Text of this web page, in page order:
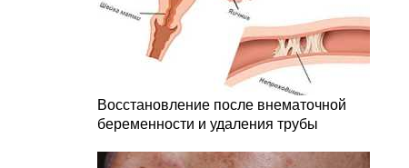
Восстановление после внематочной
беременности и удаления трубы